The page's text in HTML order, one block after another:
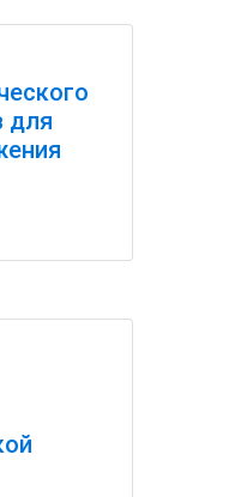
для